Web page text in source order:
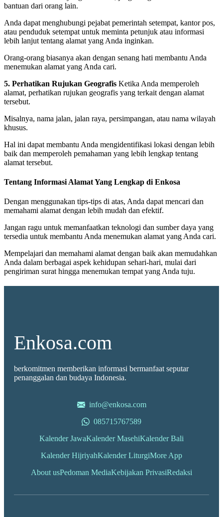
bantuan dari orang lain.
Anda dapat menghubungi pejabat pemerintah setempat, kantor pos,
atau penduduk setempat untuk meminta petunjuk atau informasi
lebih lanjut tentang alamat yang Anda inginkan.
Orang-orang biasanya akan dengan senang hati membantu Anda
menemukan alamat yang Anda cari.
5. Perhatikan Rujukan Geografis Ketika Anda memperoleh
alamat, perhatikan rujukan geografis yang terkait dengan alamat
tersebut.
Misalnya, nama jalan, jalan raya, persimpangan, atau nama wilayah
khusus.
Hal ini dapat membantu Anda mengidentifikasi lokasi dengan lebih
baik dan memperoleh pemahaman yang lebih lengkap tentang
alamat tersebut.
Tentang Informasi Alamat Yang Lengkap di Enkosa
Dengan menggunakan tips-tips di atas, Anda dapat mencari dan
memahami alamat dengan lebih mudah dan efektif.
Jangan ragu untuk memanfaatkan teknologi dan sumber daya yang
tersedia untuk membantu Anda menemukan alamat yang Anda cari.
Mempelajari dan memahami alamat dengan baik akan memudahkan
Anda dalam berbagai aspek kehidupan sehari-hari, mulai dari
pengiriman surat hingga menemukan tempat yang Anda tuju.
Enkosa.com
berkomitmen memberikan informasi bermanfaat seputar
penanggalan dan budaya Indonesia.
info@enkosa.com
085715767589
Kalender JawaKalender MasehiKalender Bali
Kalender HijriyahKalender LiturgiMore App
About usPedoman MediaKebijakan PrivasiRedaksi